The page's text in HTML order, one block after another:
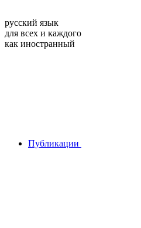
русский язык
для всех и каждого
как иностранный
Публикации